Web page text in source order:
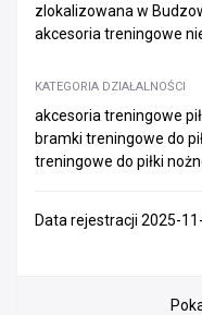
zlokalizowana w
akcesoria treningowe
KATEGORIA DZIAŁALNOŚCI
akcesoria treningowe
bramki treningowe do
treningowe do piłki
Data rejestracji 2025-